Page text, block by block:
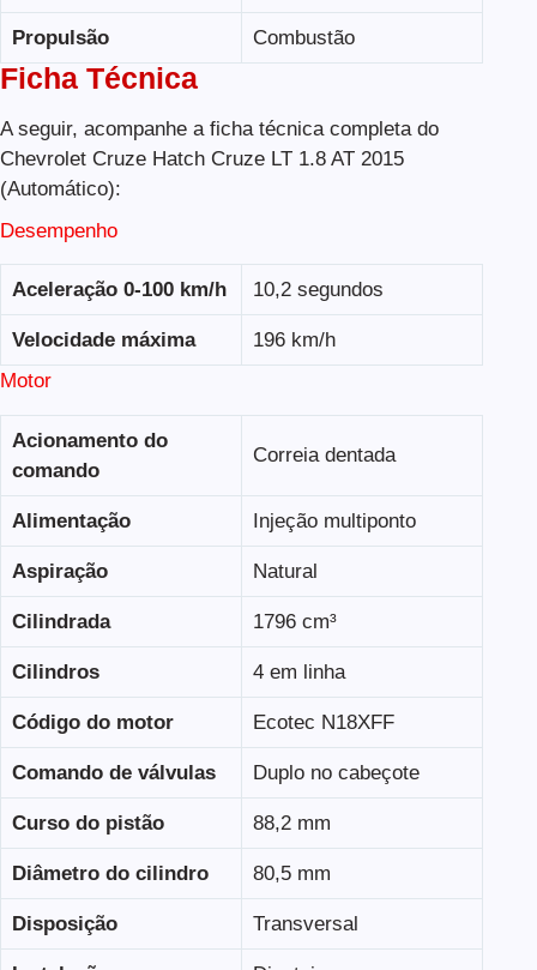
Propulsão Combustão
Ficha Técnica
A seguir, acompanhe a ficha técnica completa do
Chevrolet Cruze Hatch Cruze LT 1.8 AT 2015
(Automático):
Desempenho
Aceleração 0-100 km/h 10,2 segundos
Velocidade máxima
196 km/h
Motor
Acionamento do
comando
Correia dentada
Alimentação Injeção multiponto
Aspiração Natural
Cilindrada 1796 cm³
Cilindros 4 em linha
Código do motor Ecotec N18XFF
Comando de válvulas Duplo no cabeçote
Curso do pistão 88,2 mm
Diâmetro do cilindro 80,5 mm
Disposição Transversal